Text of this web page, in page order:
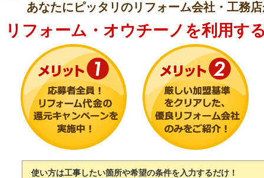
あなたにピッタリのリフォーム会社・工務
リフォーム・オウチーノを利用す
使い方は工事したい箇所や希望の条件を入力するだけ！